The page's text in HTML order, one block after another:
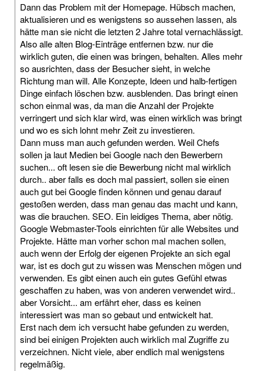
Dann das Problem mit der Homepage. Hübsch machen,
aktualisieren und es wenigstens so aussehen lassen, als
hätte man sie nicht die letzten 2 Jahre total vernachlässigt.
Also alle alten Blog-Einträge entfernen bzw. nur die
wirklich guten, die einen was bringen, behalten. Alles mehr
so ausrichten, dass der Besucher sieht, in welche
Richtung man will. Alle Konzepte, Ideen und halb-fertigen
Dinge einfach löschen bzw. ausblenden. Das bringt einen
schon einmal was, da man die Anzahl der Projekte
verringert und sich klar wird, was einen wirklich was bringt
und wo es sich lohnt mehr Zeit zu investieren.
Dann muss man auch gefunden werden. Weil Chefs
sollen ja laut Medien bei Google nach den Bewerbern
suchen... oft lesen sie die Bewerbung nicht mal wirklich
durch.. aber falls es doch mal passiert, sollen sie einen
auch gut bei Google finden können und genau darauf
gestoßen werden, dass man genau das macht und kann,
was die brauchen. SEO. Ein leidiges Thema, aber nötig.
Google Webmaster-Tools einrichten für alle Websites und
Projekte. Hätte man vorher schon mal machen sollen,
auch wenn der Erfolg der eigenen Projekte an sich egal
war, ist es doch gut zu wissen was Menschen mögen und
verwenden. Es gibt einen auch ein gutes Gefühl etwas
geschaffen zu haben, was von anderen verwendet wird..
aber Vorsicht... am erfährt eher, dass es keinen
interessiert was man so gebaut und entwickelt hat.
Erst nach dem ich versucht habe gefunden zu werden,
sind bei einigen Projekten auch wirklich mal Zugriffe zu
verzeichnen. Nicht viele, aber endlich mal wenigstens
regelmäßig.